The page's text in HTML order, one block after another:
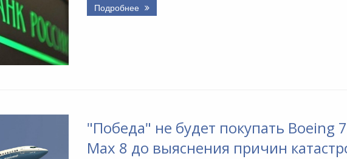
Подробнее
"Победа" не будет покупать Boeing
Max 8 до выяснения причин